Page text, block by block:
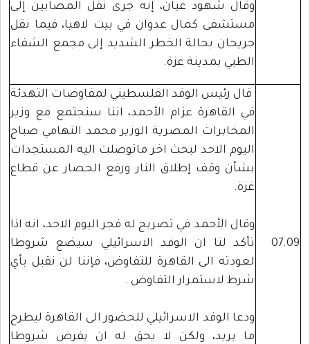
وقال شهود عيان، إنه جرى نقل المصابين إلى
مستشفى كمال عدوان في بيت لاهيا، فيما نقل
جريحان بحالة الخطر الشديد إلى مجمع الشفاء
الطبي بمدينة غزة.
قال رئيس الوفد الفلسطيني لمفاوضات التهدئة
في القاهرة عزام الأحمد، اننا سنجتمع مع وزير
المخابرات المصرية الوزير محمد التهامي صباح
اليوم الاحد لبحث اخر ماتوصلت اليه المستجدات
بشأن وقف إطلاق النار ورفع الحصار عن قطاع
غزة.
وقال الأحمد في تصريح له فجر اليوم الاحد، انه اذا
تأكد لنا ان الوفد الاسرائيلي سيضع شروطا
لعودته الى القاهرة للتفاوض، فإننا لن نقبل بأي
شرط لاستمرار التفاوض .
ودعا الوفد الاسرائيلي للحضور الى القاهرة ليطرح
ما يريد، ولكن لا يحق له ان يفرض شروطا
07.09